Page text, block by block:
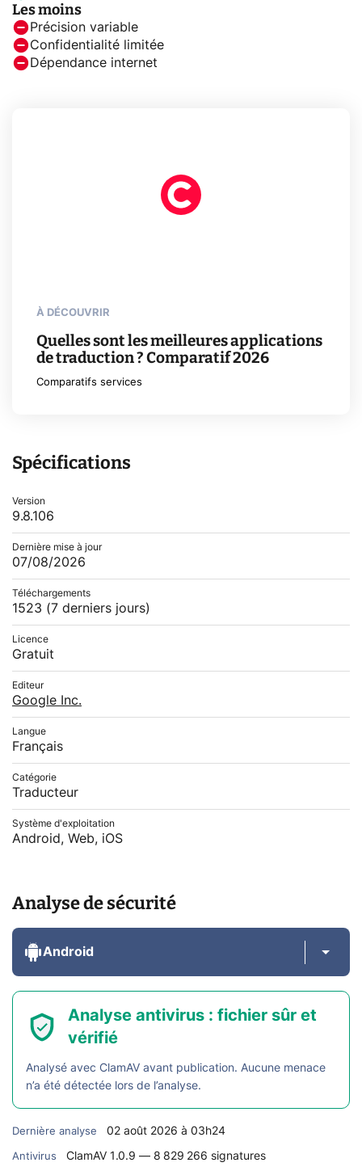
Les moins
Précision variable
Confidentialité limitée
Dépendance internet
À DÉCOUVRIR
Quelles sont les meilleures applications
de traduction ? Comparatif 2026
Comparatifs services
Spécifications
Version
9.8.106
Dernière mise à jour
07/08/2026
Téléchargements
1523 (7 derniers jours)
Licence
Gratuit
Editeur
Google Inc.
Langue
Français
Catégorie
Traducteur
Système d'exploitation
Android, Web, iOS
Analyse de sécurité
Android
Analyse antivirus : fichier sûr et
vérifié
Analysé avec ClamAV avant publication. Aucune menace
n’a été détectée lors de l’analyse.
Dernière analyse 02 août 2026 à 03h24
Antivirus ClamAV 1.0.9 — 8 829 266 signatures